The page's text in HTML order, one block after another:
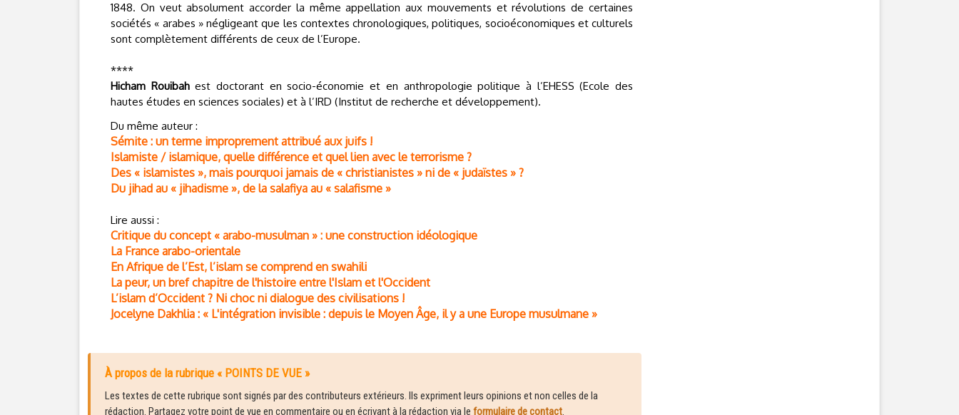
1848. On veut absolument accorder la même appellation aux mouvements et révolutions de certaines
sociétés « arabes » négligeant que les contextes chronologiques, politiques, socioéconomiques et culturels
sont complètement différents de ceux de l’Europe.
****
Hicham Rouibahest doctorant en socio-économie et en anthropologie politique à l’EHESS (Ecole des
hautes études en sciences sociales) et à l’IRD (Institut de recherche et développement).
Du même auteur :
Sémite : un terme improprement attribué aux juifs !
Islamiste / islamique, quelle différence et quel lien avec le terrorisme ?
Des « islamistes », mais pourquoi jamais de « christianistes » ni de « judaïstes » ?
Du jihad au « jihadisme », de la salafiya au « salafisme »
Lire aussi :
Critique du concept « arabo-musulman » : une construction idéologique
La France arabo-orientale
En Afrique de l’Est, l’islam se comprend en swahili
La peur, un bref chapitre de l'histoire entre l'Islam et l'Occident
L’islam d’Occident ? Ni choc ni dialogue des civilisations !
Jocelyne Dakhlia : « L'intégration invisible : depuis le Moyen Âge, il y a une Europe musulmane »
À propos de la rubrique « POINTS DE VUE »
Les textes de cette rubrique sont signés par des contributeurs extérieurs. Ils expriment leurs opinions et non celles de la
rédaction. Partagez votre point de vue en commentaire ou en écrivant à la rédaction via le formulaire de contact.